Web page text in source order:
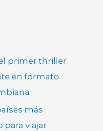
primer thriller
en formato
más
para viajar